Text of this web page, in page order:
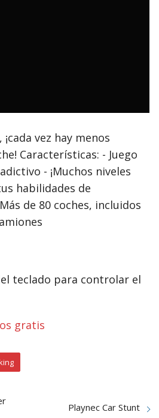
vez hay menos
Características: - Juego
- ¡Muchos niveles
habilidades de
de 80 coches, incluidos
teclado para controlar el
gratis
Playnec Car Stunt